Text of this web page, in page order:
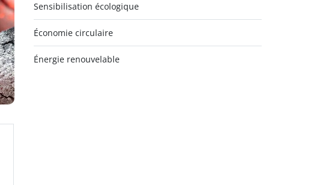
Sensibilisation écologique
Économie circulaire
Énergie renouvelable